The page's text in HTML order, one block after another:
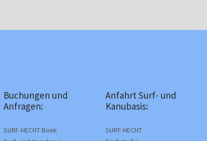
Buchungen und
Anfragen:
SURF-HECHT Boek
Anfahrt Surf- und
Kanubasis:
SURF-HECHT